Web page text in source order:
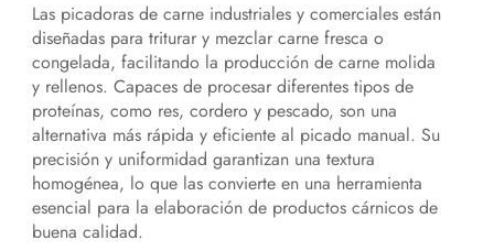
Las picadoras de carne industriales y comerciales están
diseñadas para triturar y mezclar carne fresca o
congelada, facilitando la producción de carne molida
y rellenos. Capaces de procesar diferentes tipos de
proteínas, como res, cordero y pescado, son una
alternativa más rápida y eficiente al picado manual. Su
precisión y uniformidad garantizan una textura
homogénea, lo que las convierte en una herramienta
esencial para la elaboración de productos cárnicos de
buena calidad.